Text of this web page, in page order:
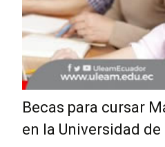
Becas para cursar
en la Universidad de